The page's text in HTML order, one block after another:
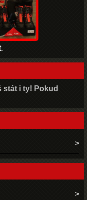
stát i ty! Pokud